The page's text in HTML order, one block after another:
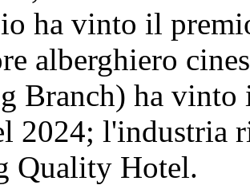
ha vinto il
alberghiero
Branch) ha vinto
2024; l'industria
Quality Hotel.